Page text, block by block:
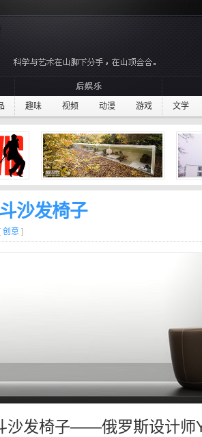
趣味 视频 动漫 游戏 文学
沙发椅子
创意 ]
沙发椅子——俄罗斯设计师